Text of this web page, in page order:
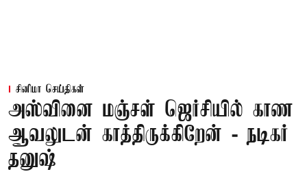
சினிமா செய்திகள்
அஸ்வினை மஞ்சள் ஜெர்சியில் காண
ஆவலுடன் காத்திருக்கிறேன் - நடிகர்
தனுஷ்